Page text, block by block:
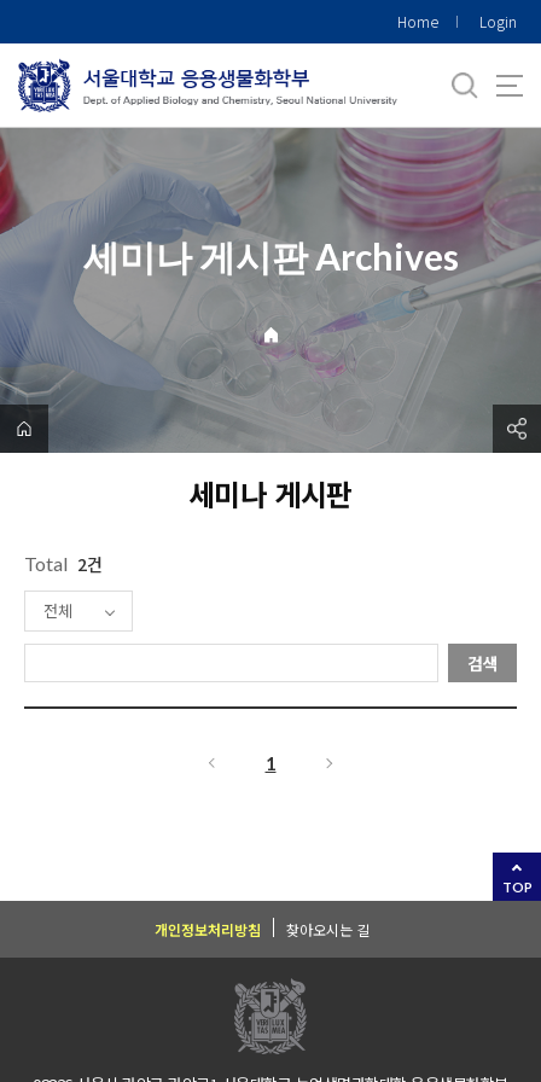
로
메
뉴
Home Login
세미나 게시판 Archives
세미나 게시판
Total 2건
전체
검색
1
TOP
개인정보처리방침 찾아오시는 길